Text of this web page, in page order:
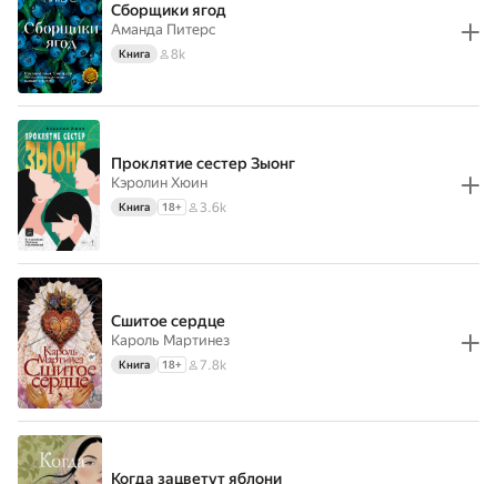
Сборщики ягод
Аманда Питерс
Книга 8k
Проклятие сестер Зыонг
Кэролин Хюин
Книга 18+ 3.6k
Сшитое сердце
Кароль Мартинез
Книга 18+ 7.8k
Когда зацветут яблони